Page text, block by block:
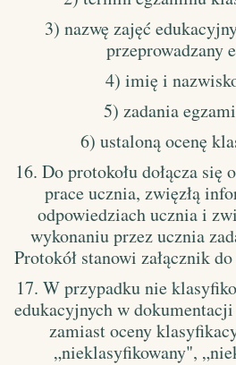
3) nazwę zajęć
przeprowadzany
4) imię i
5) zadania
6) ustaloną ocenę
16. Do protokołu dołącza się
prace ucznia, zwięzłą
odpowiedziach ucznia i
wykonaniu przez ucznia
Protokół stanowi załącznik
17. W przypadku nie
edukacyjnych w
zamiast oceny
„nieklasyfikowany",